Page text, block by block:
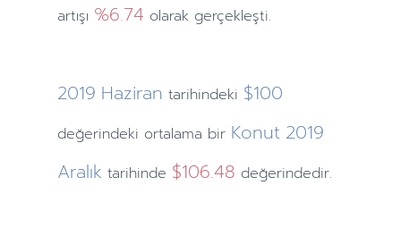
artışı %6.74 olarak gerçekleşti.
2019 Haziran tarihindeki $100
değerindeki ortalama bir Konut 2019
Aralık tarihinde $106.48 değerindedir.